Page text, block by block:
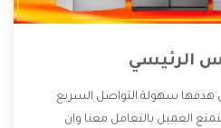
الرئيسي
سهولة التواصل السريع
العميل بالتعامل معنا وان